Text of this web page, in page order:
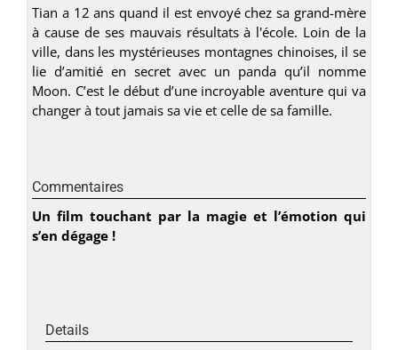
Tian a 12 ans quand il est envoyé chez sa grand-mère
à cause de ses mauvais résultats à l'école. Loin de la
ville, dans les mystérieuses montagnes chinoises, il se
lie d’amitié en secret avec un panda qu’il nomme
Moon. C’est le début d’une incroyable aventure qui va
changer à tout jamais sa vie et celle de sa famille.
Commentaires
Un film touchant par la magie et l’émotion qui
s’en dégage !
Details